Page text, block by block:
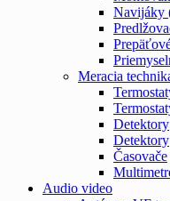
Navijáky
Meracia
Detektory
Detektory
Časovače
Audio video